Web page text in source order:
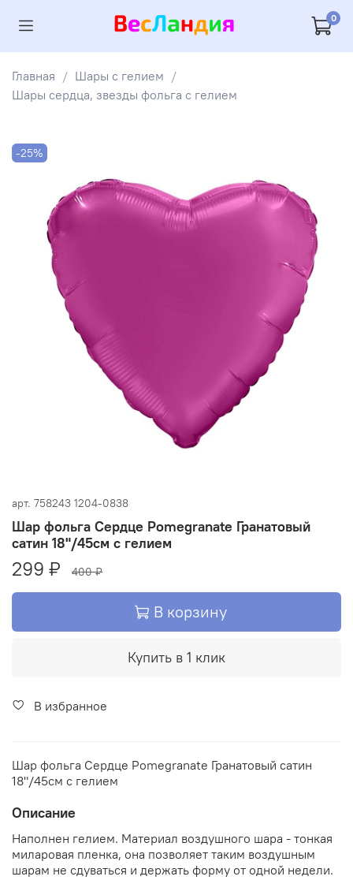
0
Главная
Шары с гелием
Шары сердца, звезды фольга с гелием
-25%
арт. 758243 1204-0838
Шар фольга Сердце Pomegranate Гранатовый
сатин 18"/45см с гелием
299 ₽ 400 ₽
В корзину
Купить в 1 клик
В избранное
Шар фольга Сердце Pomegranate Гранатовый сатин
18"/45см с гелием
Описание
Наполнен гелием. Материал воздушного шара - тонкая
миларовая пленка, она позволяет таким воздушным
шарам не сдуваться и держать форму от одной недели.